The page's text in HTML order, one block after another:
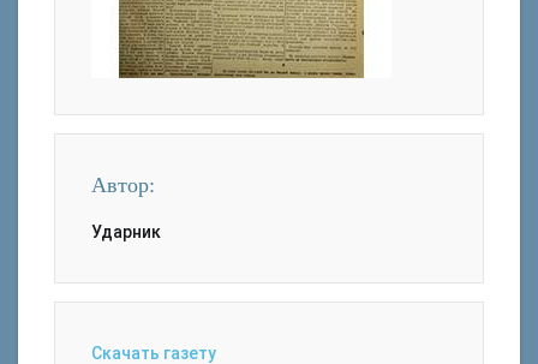
Автор:
Ударник
Скачать газету